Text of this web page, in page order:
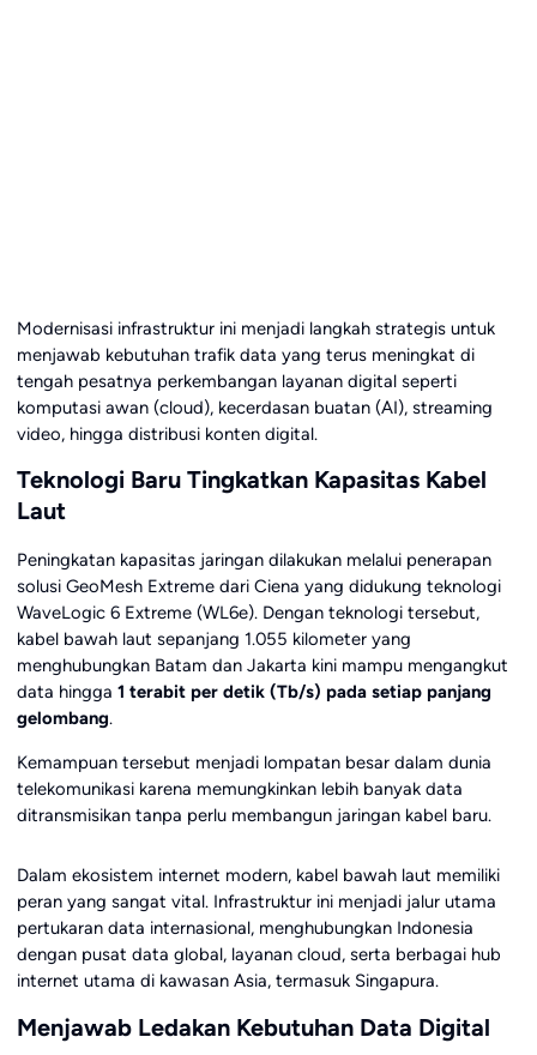
Modernisasi infrastruktur ini menjadi langkah strategis untuk
menjawab kebutuhan trafik data yang terus meningkat di
tengah pesatnya perkembangan layanan digital seperti
komputasi awan (cloud), kecerdasan buatan (AI), streaming
video, hingga distribusi konten digital.
Teknologi Baru Tingkatkan Kapasitas Kabel
Laut
Peningkatan kapasitas jaringan dilakukan melalui penerapan
solusi GeoMesh Extreme dari Ciena yang didukung teknologi
WaveLogic 6 Extreme (WL6e). Dengan teknologi tersebut,
kabel bawah laut sepanjang 1.055 kilometer yang
menghubungkan Batam dan Jakarta kini mampu mengangkut
data hingga 1 terabit per detik (Tb/s) pada setiap panjang
gelombang.
Kemampuan tersebut menjadi lompatan besar dalam dunia
telekomunikasi karena memungkinkan lebih banyak data
ditransmisikan tanpa perlu membangun jaringan kabel baru.
Dalam ekosistem internet modern, kabel bawah laut memiliki
peran yang sangat vital. Infrastruktur ini menjadi jalur utama
pertukaran data internasional, menghubungkan Indonesia
dengan pusat data global, layanan cloud, serta berbagai hub
internet utama di kawasan Asia, termasuk Singapura.
Menjawab Ledakan Kebutuhan Data Digital